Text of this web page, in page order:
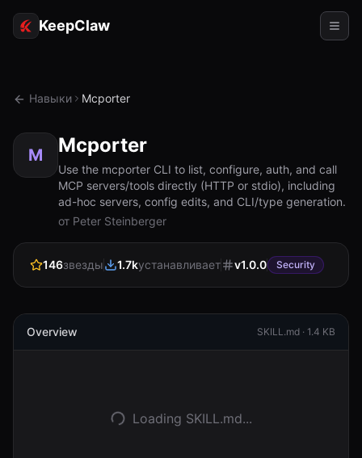
KeepClaw
Доступ к токену
Примеры использования
РЕСУРСЫ
Документация
Начать
Навыки Mcporter
M Mcporter
Use the mcporter CLI to list, configure, auth, and call
MCP servers/tools directly (HTTP or stdio), including
ad-hoc servers, config edits, and CLI/type generation.
от Peter Steinberger
146звезды 1.7kустанавливает v1.0.0 Security
Overview SKILL.md · 1.4 KB
Loading SKILL.md...